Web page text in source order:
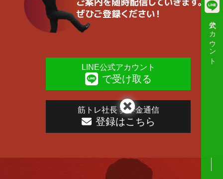
公式アカウント
LINE公式アカウント
で受け取る
筋トレ社長 奨学金通信
登録はこちら